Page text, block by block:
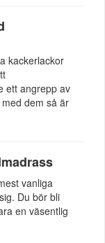
kackerlackor
ett angrepp av
dem så är
vanliga
Du bör bli
en väsentlig